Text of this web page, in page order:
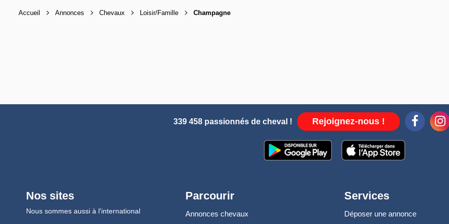
Accueil Annonces Chevaux Loisir/Famille Champagne
339 458 passionnés de cheval ! Rejoignez-nous !
Nos sites
Nous sommes aussi à l'international
Parcourir
Annonces chevaux
Services
Déposer une annonce